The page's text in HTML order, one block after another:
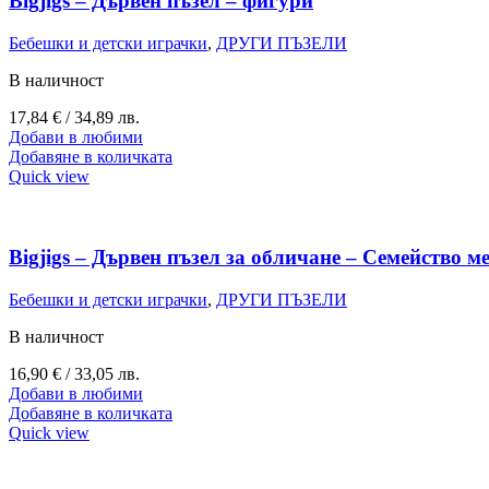
Бебешки и детски играчки, ДРУГИ ПЪЗЕЛИ
В наличност
17,84 € / 34,89 лв.
Добави в любими
Добавяне в количката
Quick view
Bigjigs – Дървен пъзел за обличане – Семейство
Бебешки и детски играчки, ДРУГИ ПЪЗЕЛИ
В наличност
16,90 € / 33,05 лв.
Добави в любими
Добавяне в количката
Quick view